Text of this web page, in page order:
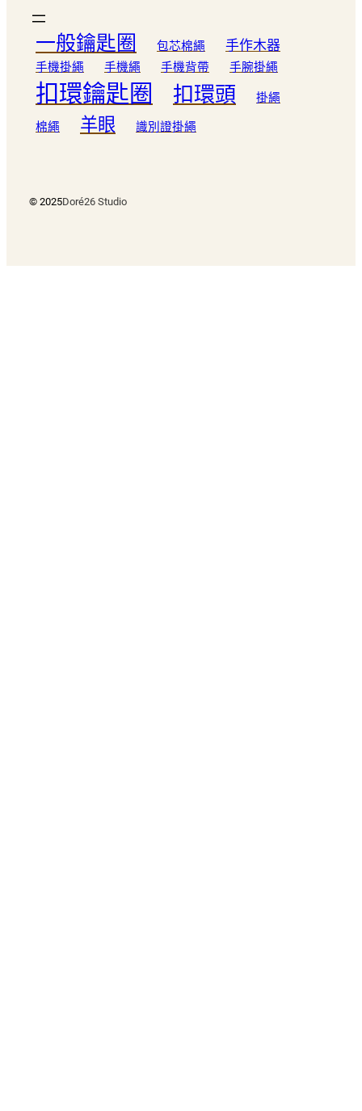
一般鑰匙圈 包芯棉繩 手作木器
手機掛繩 手機繩 手機背帶 手腕掛繩
扣環鑰匙圈 扣環頭
掛繩
棉繩
羊眼 識別證掛繩
© 2025Doré26 Studio